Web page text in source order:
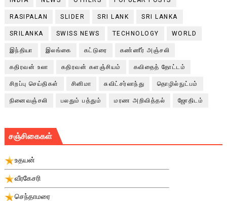
RASIPALAN SLIDER SRI LANK SRI LANKA
SRILANKA SWISS NEWS TECHNOLOGY WORLD
இந்தியா இலங்கை கட்டுரை கண்ணீர் அஞ்சலி
கதிரவன் உலா கதிரவன் களஞ்சியம் கவிதைத் தோட்டம்
சிறப்பு செய்திகள் சினிமா சுவிட்சர்லாந்து தொழில்நுட்பம்
நினைவஞ்சலி பலதும் பத்தும் மரண அறிவித்தல் ஜோதிடம்
சஞ்சிகைகள்
உதயன்
வீரகேசரி
செந்தாமரை